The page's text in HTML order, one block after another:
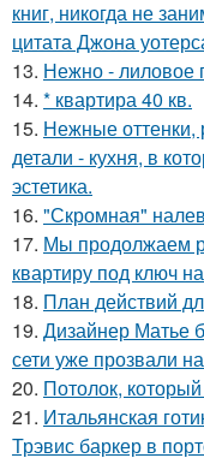
книг, никогда не
цитата Джона
13. Нежно - лиловое
14. * квартира 40 кв.
15. Нежные
детали - кухня, в
эстетика.
16. "Скромная"
17. Мы продолжаем
квартиру под ключ
18. План действий
19. Дизайнер Матье
сети уже прозвали
20. Потолок,
21. Итальянская
Трэвис баркер в